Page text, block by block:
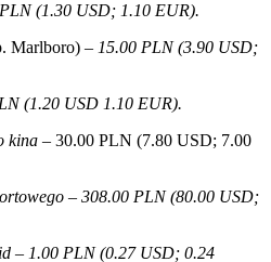
(1.30 USD; 1.10 EUR).
Marlboro) – 15.00 PLN (3.90 USD;
(1.20 USD 1.10 EUR).
kina – 30.00 PLN (7.80 USD; 7.00
– 308.00 PLN (80.00 USD;
– 1.00 PLN (0.27 USD; 0.24